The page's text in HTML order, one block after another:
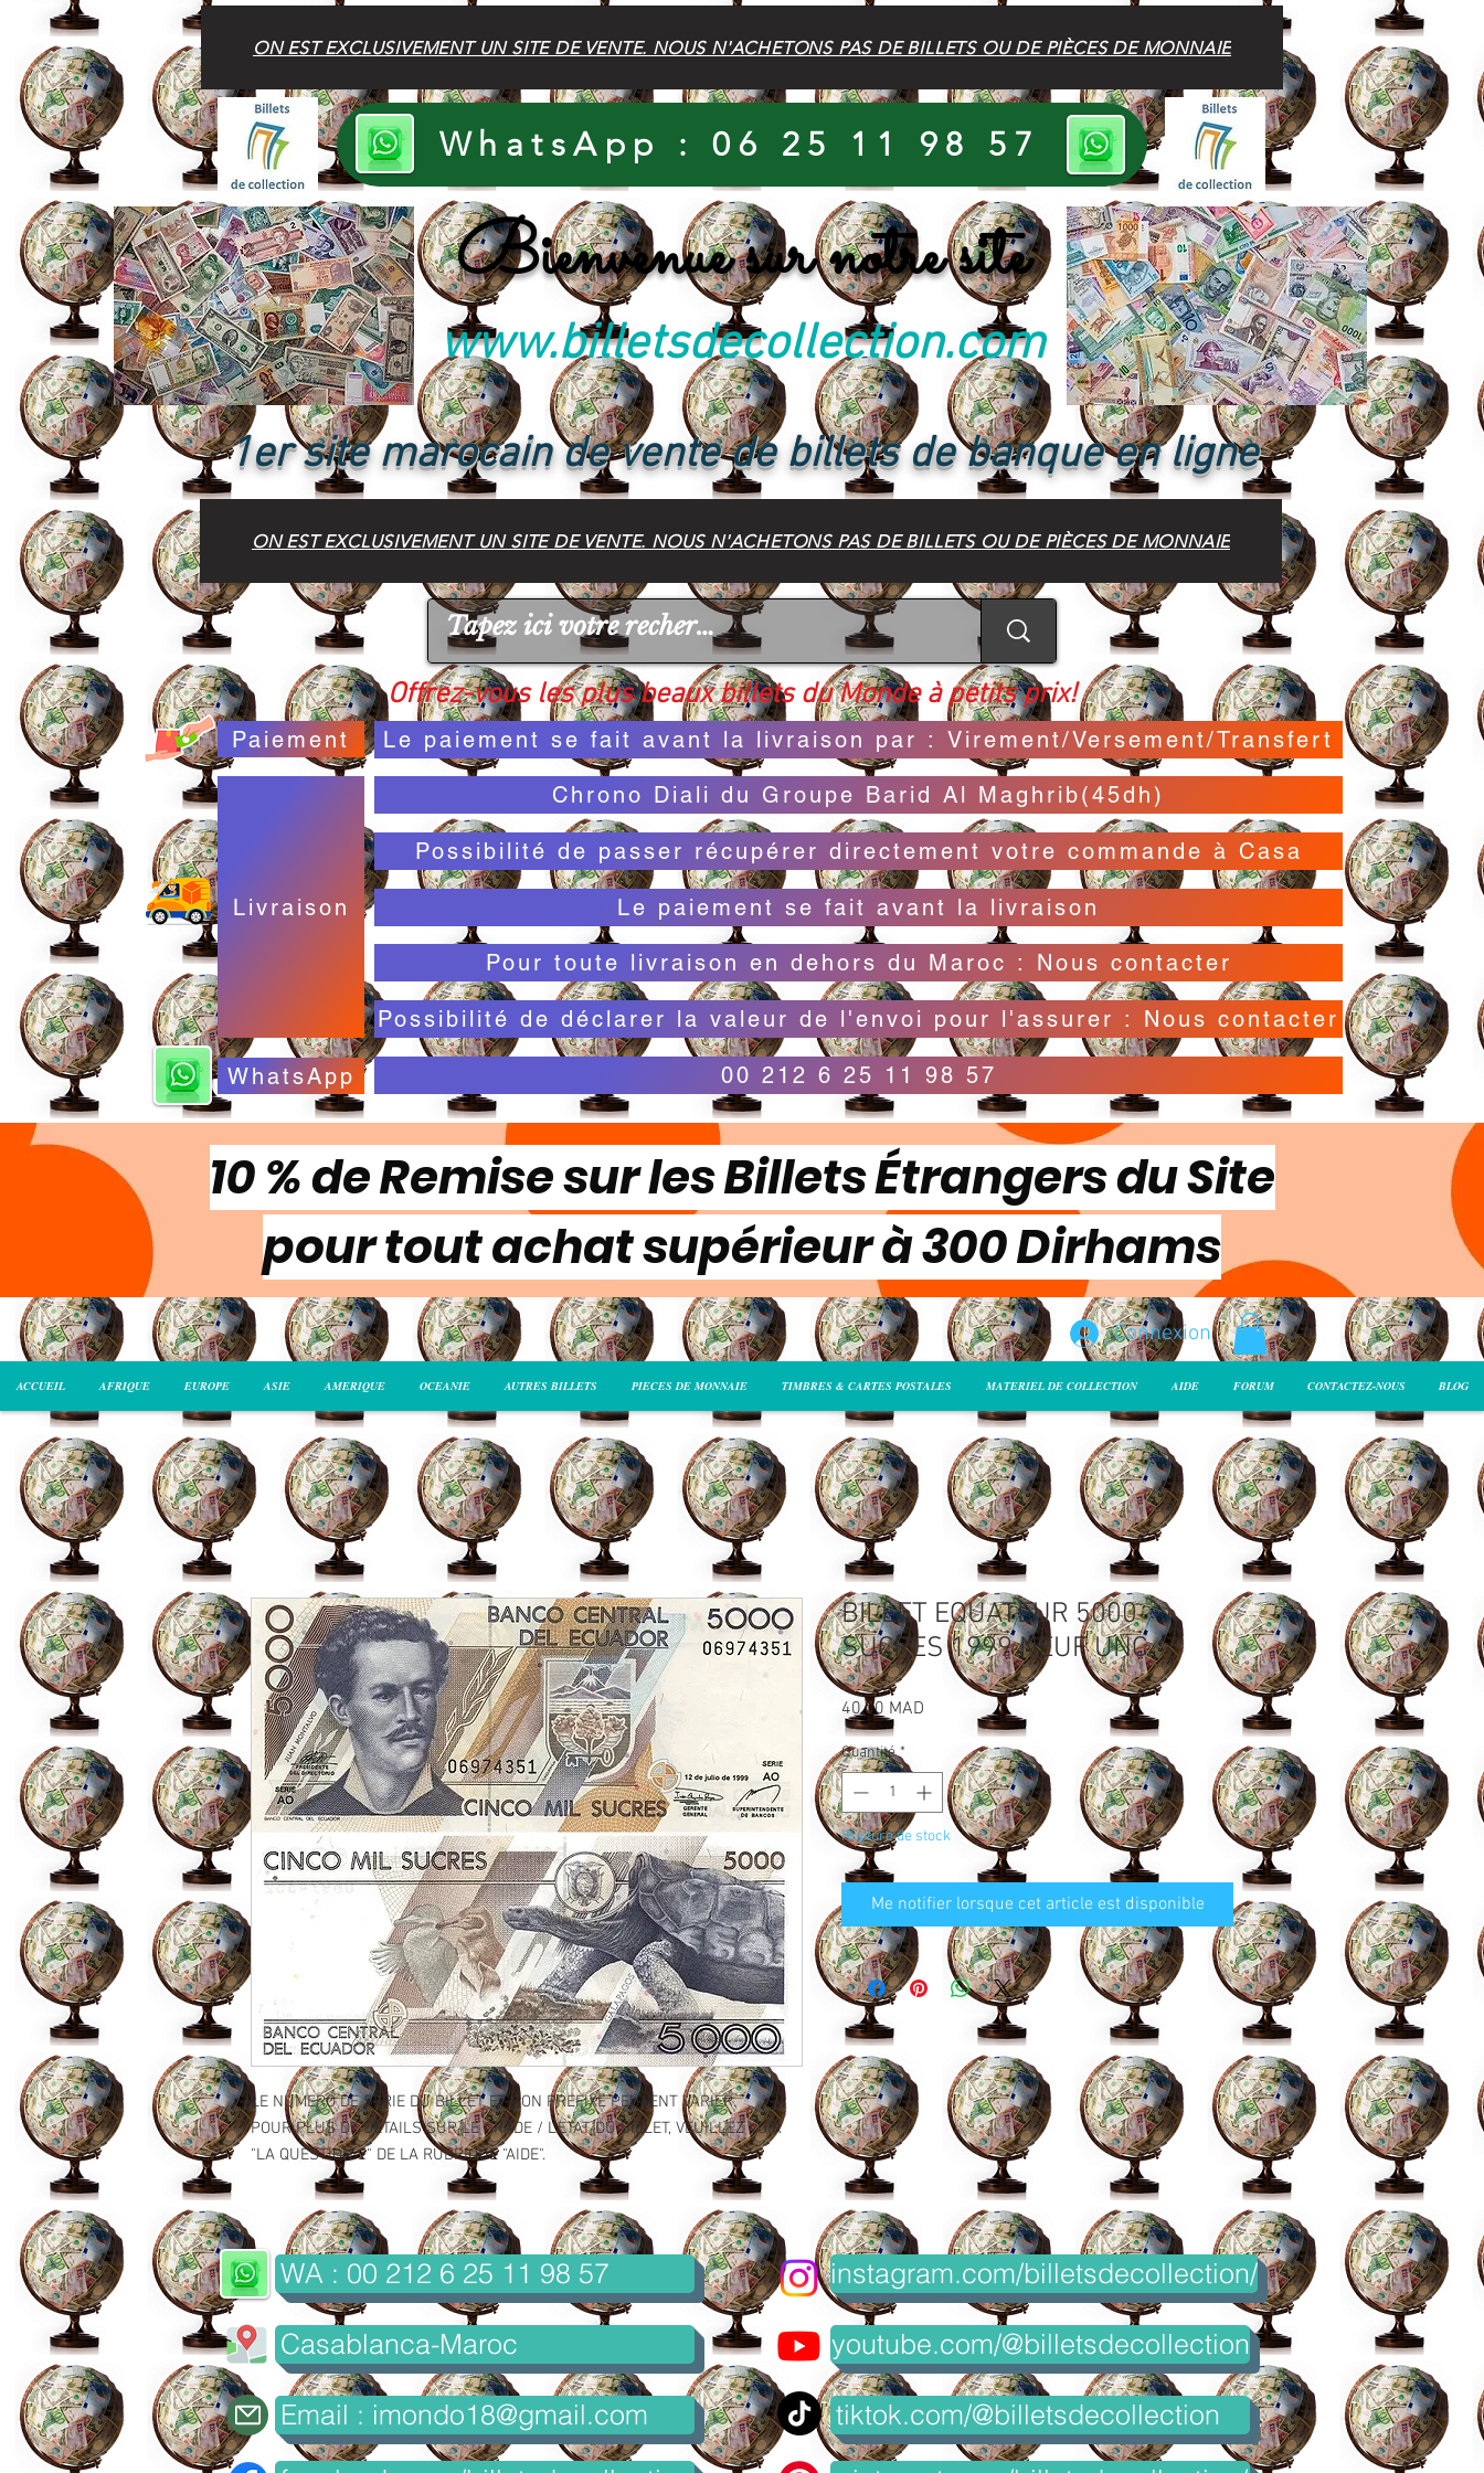
ON EST EXCLUSIVEMENT UN SITE DE VENTE. NOUS N'ACHETONS PAS DE BILLETS OU DE PIÈCES DE MONNAIE
WhatsApp : 06 25 11 98 57
Bienvenue sur notre site
www.billetsdecollection.com
1er site marocain de vente de billets de banque en ligne
ON EST EXCLUSIVEMENT UN SITE DE VENTE. NOUS N'ACHETONS PAS DE BILLETS OU DE PIÈCES DE MONNAIE
Offrez-vous les plus beaux billets du Monde à petits prix!
Paiement Le paiement se fait avant la livraison par : Virement/Versement/Transfert
Livraison
Chrono Diali du Groupe Barid Al Maghrib(45dh)
Possibilité de passer récupérer directement votre commande à Casa
Le paiement se fait avant la livraison
Pour toute livraison en dehors du Maroc : Nous contacter
Possibilité de déclarer la valeur de l'envoi pour l'assurer : Nous contacter
WhatsApp 00 212 6 25 11 98 57
10 % de Remise sur les Billets Étrangers du Site
pour tout achat supérieur à 300 Dirhams
Connexion
ACCUEIL AFRIQUE EUROPE ASIE AMERIQUE OCEANIE AUTRES BILLETS PIECES DE MONNAIE TIMBRES & CARTES POSTALES MATERIEL DE COLLECTION AIDE FORUM CONTACTEZ-NOUS BLOG
LE NUMERO DE SERIE DU BILLET ET SON PREFIXE PEUVENT VARIER.
POUR PLUS DE DETAILS SUR LE GRADE / L'ETAT DU BILLET, VEUILLEZ VOIR
"LA QUESTION 2" DE LA RUBRIQUE "AIDE".
BILLET EQUATEUR 5000
SUCRES 1999 NEUF UNC
40,00 MAD
Quantité *
Rupture de stock
Me notifier lorsque cet article est disponible
WA : 00 212 6 25 11 98 57
Casablanca-Maroc
Email : imondo18@gmail.com
instagram.com/billetsdecollection/
youtube.com/@billetsdecollection
tiktok.com/@billetsdecollection